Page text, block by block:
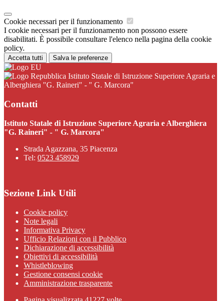
Cookie necessari per il funzionamento
I cookie necessari per il funzionamento non possono essere
disabilitati. È possibile consultare l'elenco nella pagina della cookie
policy.
Accetta tutti Salva le preferenze
Istituto Statale di Istruzione Superiore Agraria e
Alberghiera "G. Raineri" - " G. Marcora"
Contatti
Istituto Statale di Istruzione Superiore Agraria e Alberghiera
"G. Raineri" - " G. Marcora"
Strada Agazzana, 35 Piacenza
Tel: 0523 458929
Sezione Link Utili
Cookie policy
Note legali
Informativa Privacy
Ufficio Relazioni con il Pubblico
Dichiarazione di accessibilità
Obiettivi di accessibilità
Whistleblowing
Gestione consensi cookie
Amministrazione trasparente